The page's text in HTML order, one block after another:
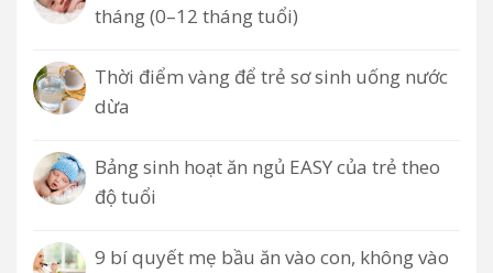
tháng (0–12 tháng tuổi)
Thời điểm vàng để trẻ sơ sinh uống nước
dừa
Bảng sinh hoạt ăn ngủ EASY của trẻ theo
độ tuổi
9 bí quyết mẹ bầu ăn vào con, không vào